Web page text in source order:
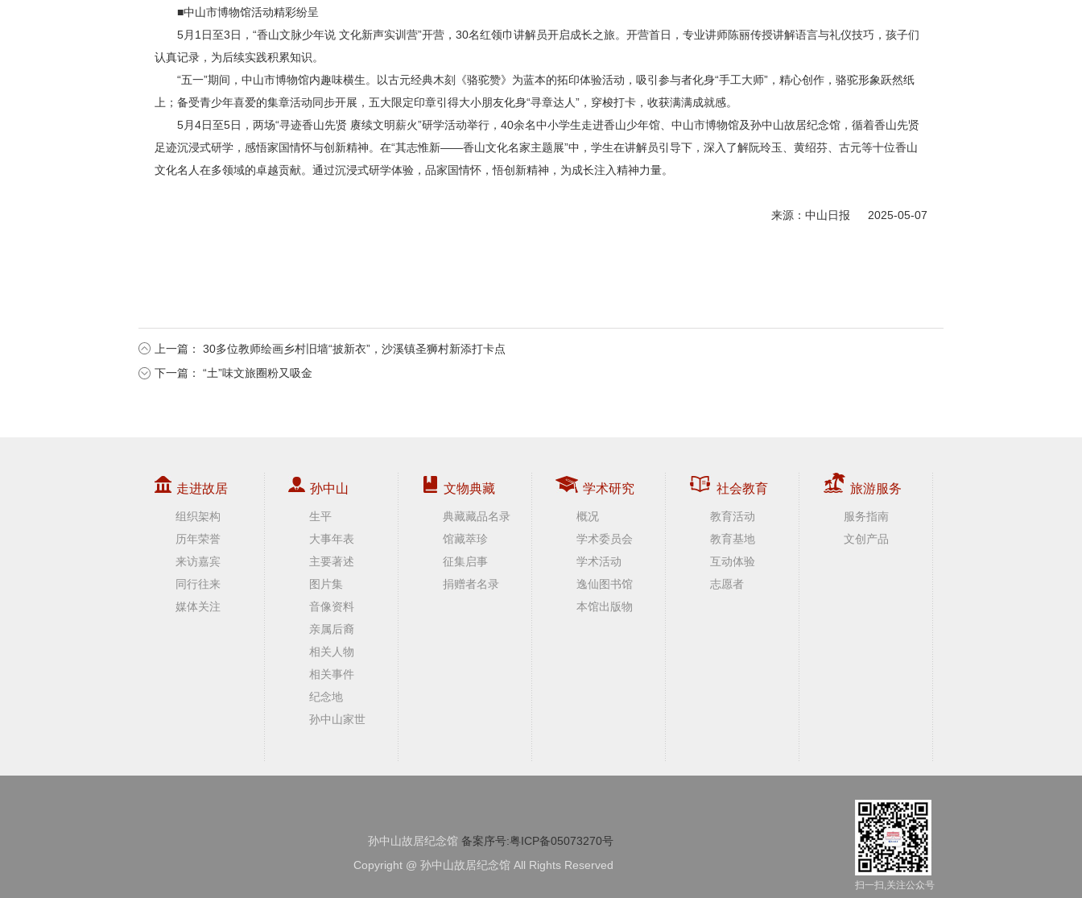
■中山市博物馆活动精彩纷呈
5月1日至3日，“香山文脉少年说 文化新声实训营”开营，30名红领巾讲解员开启成长之旅。开营首日，专业讲师陈丽传授讲解语言与礼仪技巧，孩子们
认真记录，为后续实践积累知识。
“五一”期间，中山市博物馆内趣味横生。以古元经典木刻《骆驼赞》为蓝本的拓印体验活动，吸引参与者化身“手工大师”，精心创作，骆驼形象跃然纸
上；备受青少年喜爱的集章活动同步开展，五大限定印章引得大小朋友化身“寻章达人”，穿梭打卡，收获满满成就感。
5月4日至5日，两场“寻迹香山先贤 赓续文明薪火”研学活动举行，40余名中小学生走进香山少年馆、中山市博物馆及孙中山故居纪念馆，循着香山先贤
足迹沉浸式研学，感悟家国情怀与创新精神。在“其志惟新——香山文化名家主题展”中，学生在讲解员引导下，深入了解阮玲玉、黄绍芬、古元等十位香山
文化名人在多领域的卓越贡献。通过沉浸式研学体验，品家国情怀，悟创新精神，为成长注入精神力量。
来源：中山日报 2025-05-07
上一篇： 30多位教师绘画乡村旧墙“披新衣”，沙溪镇圣狮村新添打卡点
下一篇： “土”味文旅圈粉又吸金
走进故居
组织架构
历年荣誉
来访嘉宾
同行往来
媒体关注
孙中山
生平
大事年表
主要著述
图片集
音像资料
亲属后裔
相关人物
相关事件
纪念地
孙中山家世
文物典藏
典藏藏品名录
馆藏萃珍
征集启事
捐赠者名录
学术研究
概况
学术委员会
学术活动
逸仙图书馆
本馆出版物
社会教育
教育活动
教育基地
互动体验
志愿者
旅游服务
服务指南
文创产品
孙中山故居纪念馆 备案序号:粤ICP备05073270号
Copyright @ 孙中山故居纪念馆 All Rights Reserved
扫一扫,关注公众号